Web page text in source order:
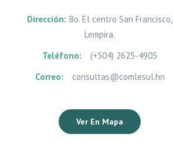
Dirección: Bo. El centro San Francisco,
Lempira.
Teléfono:
(+504) 2625-4905
Correo:
consultas@comlesul.hn
Ver En Mapa